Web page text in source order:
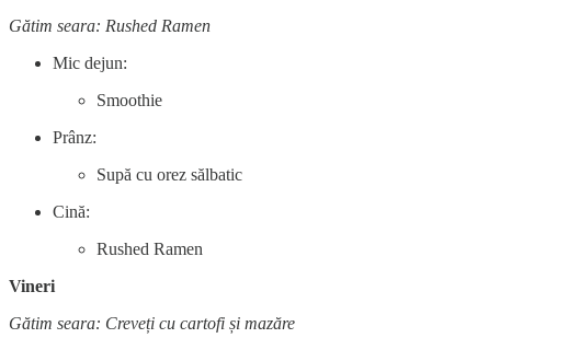
Gătim seara: Rushed Ramen
Mic dejun:
Smoothie
Prânz:
Supă cu orez sălbatic
Cină:
Rushed Ramen
Vineri
Gătim seara: Creveți cu cartofi și mazăre